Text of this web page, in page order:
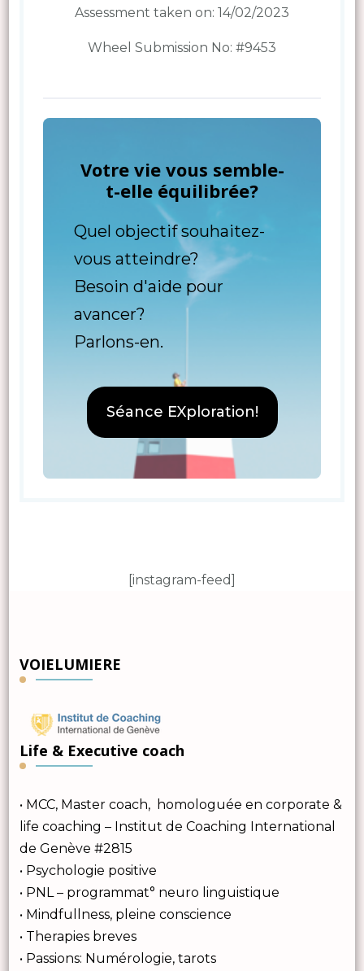
Assessment taken on: 14/02/2023
Wheel Submission No: #9453
Votre vie vous semble-
t-elle équilibrée?
Quel objectif souhaitez-
vous atteindre?
Besoin d'aide pour
avancer?
Parlons-en.
Séance EXploration!
[instagram-feed]
VOIELUMIERE
Life & Executive coach
• MCC, Master coach, homologuée en corporate &
life coaching – Institut de Coaching International
de Genève #2815
• Psychologie positive
• PNL – programmat° neuro linguistique
• Mindfullness, pleine conscience
• Therapies breves
• Passions: Numérologie, tarots